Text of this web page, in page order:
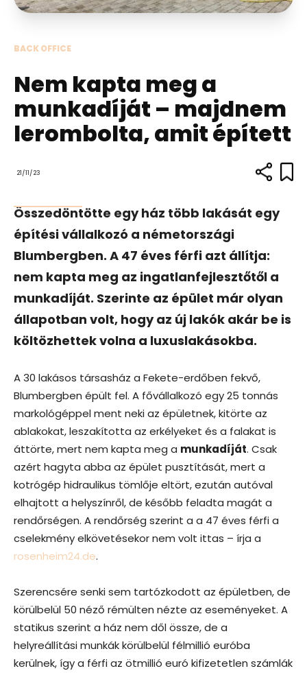
BACK OFFICE
Nem kapta meg a
munkadíját – majdnem
lerombolta, amit épített
21/11/23
Összedöntötte egy ház több lakását egy
építési vállalkozó a németországi
Blumbergben. A 47 éves férfi azt állítja:
nem kapta meg az ingatlanfejlesztőtől a
munkadíját. Szerinte az épület már olyan
állapotban volt, hogy az új lakók akár be is
költözhettek volna a luxuslakásokba.
A 30 lakásos társasház a Fekete-erdőben fekvő,
Blumbergben épült fel. A fővállalkozó egy 25 tonnás
markológéppel ment neki az épületnek, kitörte az
ablakokat, leszakította az erkélyeket és a falakat is
áttörte, mert nem kapta meg a munkadíját. Csak
azért hagyta abba az épület pusztítását, mert a
kotrógép hidraulikus tömlője eltört, ezután autóval
elhajtott a helyszínről, de később feladta magát a
rendőrségen. A rendőrség szerint a a 47 éves férfi a
cselekmény elkövetésekor nem volt ittas – írja a
rosenheim24.de.
Szerencsére senki sem tartózkodott az épületben, de
körülbelül 50 néző rémülten nézte az eseményeket. A
statikus szerint a ház nem dől össze, de a
helyreállítási munkák körülbelül félmillió euróba
kerülnek, így a férfi az ötmillió euró kifizetetlen számlák